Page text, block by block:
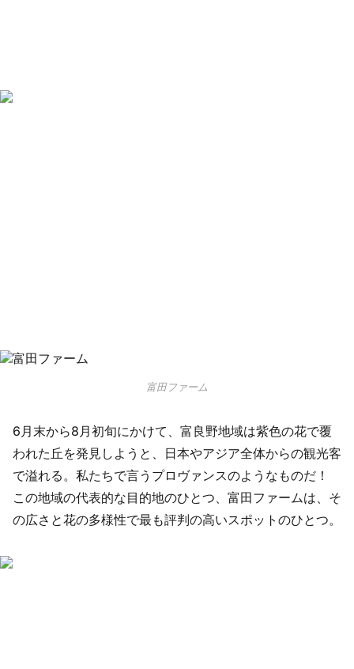
富田ファーム
6月末から8月初旬にかけて、富良野地域は紫色の花で覆
われた丘を発見しようと、日本やアジア全体からの観光客
で溢れる。私たちで言うプロヴァンスのようなものだ！
この地域の代表的な目的地のひとつ、富田ファームは、そ
の広さと花の多様性で最も評判の高いスポットのひとつ。